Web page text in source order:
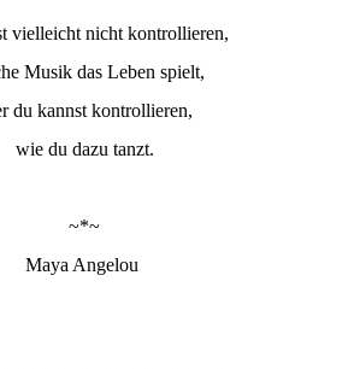
vielleicht nicht kontrollieren,
Musik das Leben spielt,
du kannst kontrollieren,
wie du dazu tanzt.
~*~
Maya Angelou